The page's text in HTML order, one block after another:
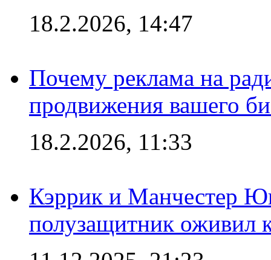
18.2.2026, 14:47
Почему реклама на
продвижения вашего
18.2.2026, 11:33
Кэррик и Манчестер
полузащитник оживил